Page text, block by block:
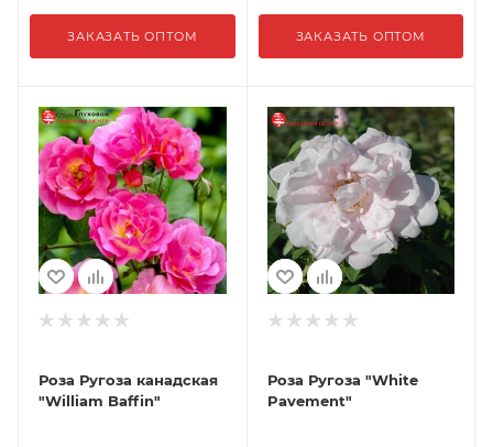
ЗАКАЗАТЬ ОПТОМ ЗАКАЗАТЬ ОПТОМ
Роза Ругоза канадская
"William Baffin"
Роза Ругоза "White
Pavement"